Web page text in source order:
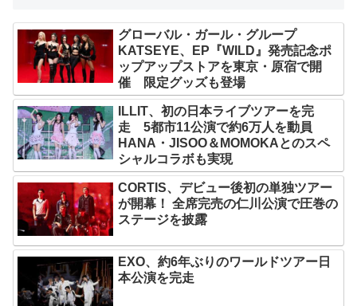
グローバル・ガール・グループ
KATSEYE、EP『WILD』発売記念ポ
ップアップストアを東京・原宿で開
催 限定グッズも登場
ILLIT、初の日本ライブツアーを完
走 5都市11公演で約6万人を動員
HANA・JISOO＆MOMOKAとのスペ
シャルコラボも実現
CORTIS、デビュー後初の単独ツアー
が開幕！ 全席完売の仁川公演で圧巻の
ステージを披露
EXO、約6年ぶりのワールドツアー日
本公演を完走